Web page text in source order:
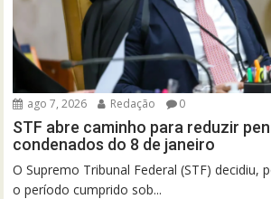
ago 7, 2026 Redação 0
STF abre caminho para reduzir
condenados do 8 de janeiro
O Supremo Tribunal Federal (STF) decidiu,
o período cumprido sob...